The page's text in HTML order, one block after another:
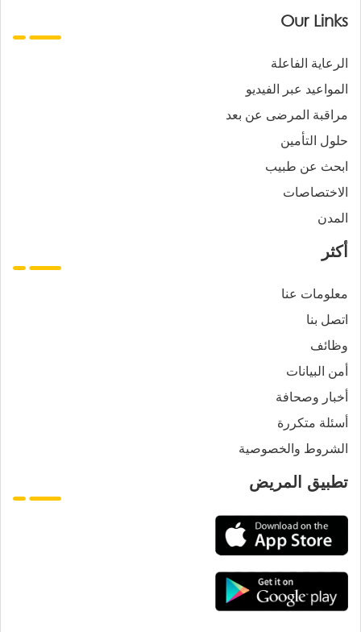
Our Links
الرعاية الفاعلة
المواعيد عبر الفيديو
مراقبة المرضى عن بعد
حلول التأمين
ابحث عن طبيب
الاختصاصات
المدن
أكثر
معلومات عنا
اتصل بنا
وظائف
أمن البيانات
أخبار وصحافة
أسئلة متكررة
الشروط والخصوصية
تطبيق المريض